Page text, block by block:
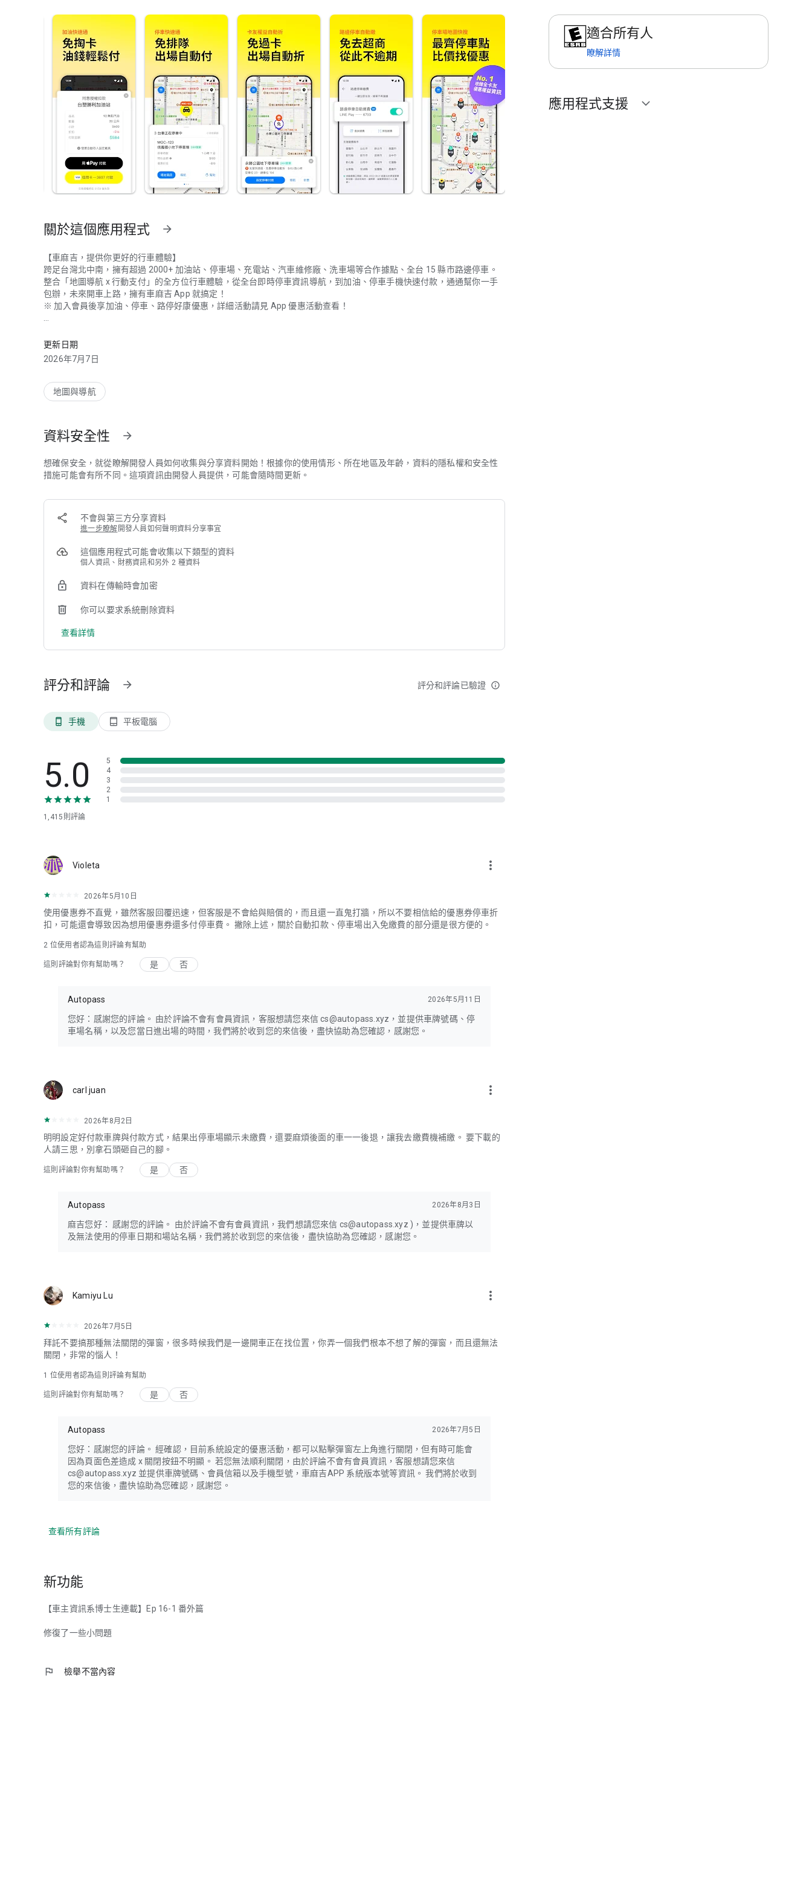
關於這個應用程式 arrow_forward
【車麻吉，提供你更好的行車體驗】
跨足台灣北中南，擁有超過 2000+ 加油站、停車場、充電站、汽車維修廠、洗車場等合作據點、全台 15 縣市路邊停車。
整合「地圖導航 x 行動支付」的全方位行車體驗，從全台即時停車資訊導航，到加油、停車手機快速付款，通通幫你一手
包辦，未來開車上路，擁有車麻吉 App 就搞定！
※ 加入會員後享加油、停車、路停好康優惠，詳細活動請見 App 優惠活動查看！
• 加油免帶錢包，一隻手機全部搞定
• 無接觸付款，加油快速通首推
• 每週油價公告漲跌報你知
◎ 全台路邊停車費、繳費免出門:blue_car:
• 一鍵開啟自動繳費
※ 支援台北、新北、台中、台南、高雄、基隆、新竹縣市、彰化、苗栗、花蓮、台東... 等全台 15 縣市。
※ 註：桃園市僅提供查詢、掃碼繳費
◎ 停車場自動付款、免持卡免繳費機:oncoming_automobile:
• 車牌辨識進場免取票
• App 查看時數及預估費用
• 免排繳費機出場即扣款
• 扣款即時通知及完整帳務顯示
※ 支援超過全台 1000+ 停車場（包含台北市公有場）持續新增中！
◎ 即時找停位、最新信用卡優惠:mag_right:
• 卡友市區停車優惠查詢
---
√ 你的鼓勵是我們前進的動力，歡迎留下使用評論，不管是建議或鼓勵，我們都會用心回覆不辜負！
√ 常見問題這裡一次查看：https://help.carmochi.com
更新日期
2026年7月7日
地圖與導航
資料安全性 arrow_forward
想確保安全，就從瞭解開發人員如何收集與分享資料開始！根據你的使用情形、所在地區及年齡，資料的隱私權和安全性
措施可能會有所不同。這項資訊由開發人員提供，可能會隨時間更新。
不會與第三方分享資料
進一步瞭解 開發人員如何聲明資料分享事宜
這個應用程式可能會收集以下類型的資料
個人資訊、財務資訊和另外 2 種資料
資料在傳輸時會加密
你可以要求系統刪除資料
查看詳情
評分和評論 arrow_forward 評分和評論已驗證 info_outline
phone_android 手機 tablet_android 平板電腦
5.0
1,415 則評論
5
4
3
2
1
Violeta more_vert
2026年5月10日
使用優惠券不直覺，雖然客服回覆迅速，但客服是不會給與賠償的，而且還一直鬼打牆，所以不要相信給的優惠券停車折
扣，可能還會導致因為想用優惠券還多付停車費。 撇除上述，關於自動扣款、停車場出入免繳費的部分還是很方便的。
2 位使用者認為這則評論有幫助
這則評論對你有幫助嗎？ 是 否
Autopass 2026年5月11日
您好：感謝您的評論。 由於評論不會有會員資訊，客服想請您來信 cs@autopass.xyz，並提供車牌號碼、停
車場名稱，以及您當日進出場的時間，我們將於收到您的來信後，盡快協助為您確認，感謝您。
carl juan more_vert
2026年8月2日
明明設定好付款車牌與付款方式，結果出停車場顯示未繳費，還要麻煩後面的車一一後退，讓我去繳費機補繳。 要下載的
人請三思，別拿石頭砸自己的腳。
這則評論對你有幫助嗎？ 是 否
Autopass 2026年8月3日
麻吉您好： 感謝您的評論。 由於評論不會有會員資訊，我們想請您來信 cs@autopass.xyz )，並提供車牌以
及無法使用的停車日期和場站名稱，我們將於收到您的來信後，盡快協助為您確認，感謝您。
Kamiyu Lu more_vert
2026年7月5日
拜託不要搞那種無法關閉的彈窗，很多時候我們是一邊開車正在找位置，你弄一個我們根本不想了解的彈窗，而且還無法
關閉，非常的惱人！
1 位使用者認為這則評論有幫助
這則評論對你有幫助嗎？ 是 否
Autopass 2026年7月5日
您好：感謝您的評論。 經確認，目前系統設定的優惠活動，都可以點擊彈窗左上角進行關閉，但有時可能會
因為頁面色差造成 x 關閉按鈕不明顯。 若您無法順利關閉，由於評論不會有會員資訊，客服想請您來信
cs@autopass.xyz 並提供車牌號碼、會員信箱以及手機型號，車麻吉APP 系統版本號等資訊。 我們將於收到
您的來信後，盡快協助為您確認，感謝您。
查看所有評論
新功能
【車主資訊系博士生連載】Ep 16-1 番外篇
修復了一些小問題
flag 檢舉不當內容
適合所有人
瞭解詳情
應用程式支援 expand_more